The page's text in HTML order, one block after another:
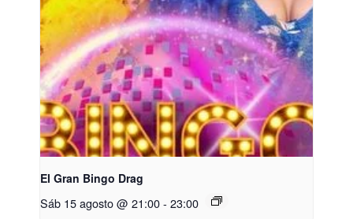
El Gran Bingo Drag
Sáb 15 agosto @ 21:00- 23:00